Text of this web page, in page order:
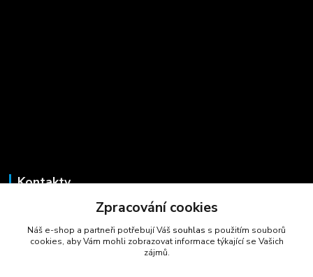
Kontakty
+420 723 725 881
(Po-Pá, 8-16 hod.)
Zpracování cookies
Náš e-shop a partneři potřebují Váš souhlas s použitím souborů
cookies, aby Vám mohli zobrazovat informace týkající se Vašich
zájmů.